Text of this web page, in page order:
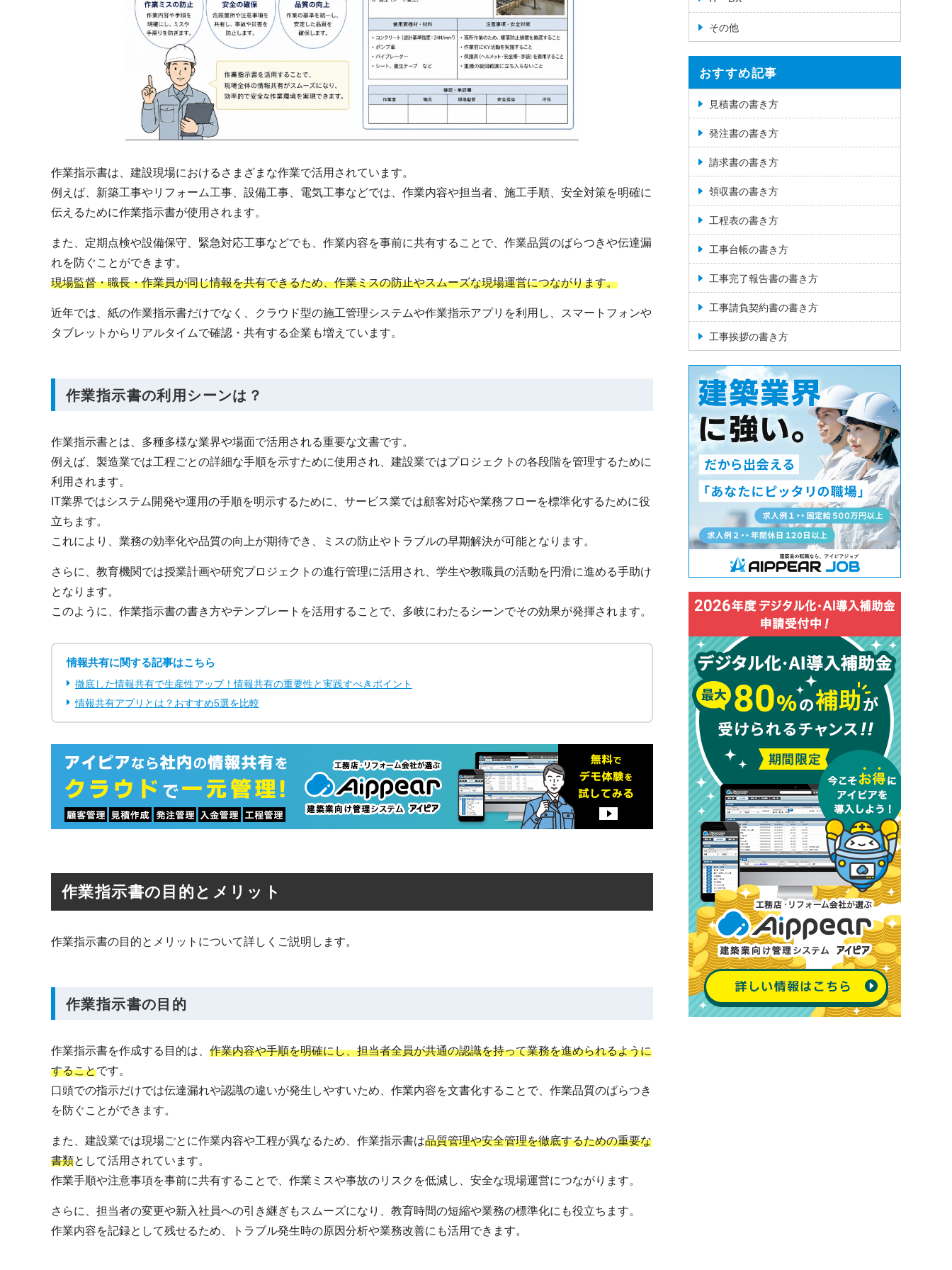
作業指示書は、建設現場におけるさまざまな作業で活用されています。
例えば、新築工事やリフォーム工事、設備工事、電気工事などでは、作業内容や担当者、施工手順、安全対策を明確に
伝えるために作業指示書が使用されます。
また、定期点検や設備保守、緊急対応工事などでも、作業内容を事前に共有することで、作業品質のばらつきや伝達漏
れを防ぐことができます。
現場監督・職長・作業員が同じ情報を共有できるため、作業ミスの防止やスムーズな現場運営につながります。
近年では、紙の作業指示書だけでなく、クラウド型の施工管理システムや作業指示アプリを利用し、スマートフォンや
タブレットからリアルタイムで確認・共有する企業も増えています。
作業指示書の利用シーンは？
作業指示書とは、多種多様な業界や場面で活用される重要な文書です。
例えば、製造業では工程ごとの詳細な手順を示すために使用され、建設業ではプロジェクトの各段階を管理するために
利用されます。
IT業界ではシステム開発や運用の手順を明示するために、サービス業では顧客対応や業務フローを標準化するために役
立ちます。
これにより、業務の効率化や品質の向上が期待でき、ミスの防止やトラブルの早期解決が可能となります。
さらに、教育機関では授業計画や研究プロジェクトの進行管理に活用され、学生や教職員の活動を円滑に進める手助け
となります。
このように、作業指示書の書き方やテンプレートを活用することで、多岐にわたるシーンでその効果が発揮されます。
情報共有に関する記事はこちら
徹底した情報共有で生産性アップ！情報共有の重要性と実践すべきポイント
情報共有アプリとは？おすすめ5選を比較
作業指示書の目的とメリット
作業指示書の目的とメリットについて詳しくご説明します。
作業指示書の目的
作業指示書を作成する目的は、 作業内容や手順を明確にし、担当者全員が共通の認識を持って業務を進められるように
することです。
口頭での指示だけでは伝達漏れや認識の違いが発生しやすいため、作業内容を文書化することで、作業品質のばらつき
を防ぐことができます。
また、建設業では現場ごとに作業内容や工程が異なるため、作業指示書は品質管理や安全管理を徹底するための重要な
書類として活用されています。
作業手順や注意事項を事前に共有することで、作業ミスや事故のリスクを低減し、安全な現場運営につながります。
さらに、担当者の変更や新入社員への引き継ぎもスムーズになり、教育時間の短縮や業務の標準化にも役立ちます。
作業内容を記録として残せるため、トラブル発生時の原因分析や業務改善にも活用できます。
その他
おすすめ記事
見積書の書き方
発注書の書き方
請求書の書き方
領収書の書き方
工程表の書き方
工事台帳の書き方
工事完了報告書の書き方
工事請負契約書の書き方
工事挨拶の書き方